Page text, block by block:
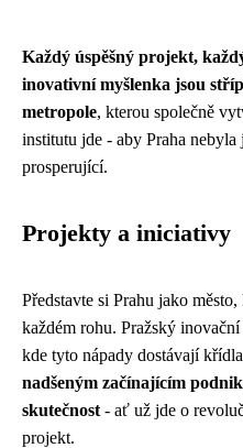
Každý úspěšný projekt,
inovativní myšlenka jsou
metropole, kterou společně
institutu jde - aby Praha nebyla
prosperující.
Projekty a iniciativy
Představte si Prahu jako
každém rohu. Pražský
kde tyto nápady dostávají
nadšeným začínajícím
skutečnost - ať už jde o
projekt.